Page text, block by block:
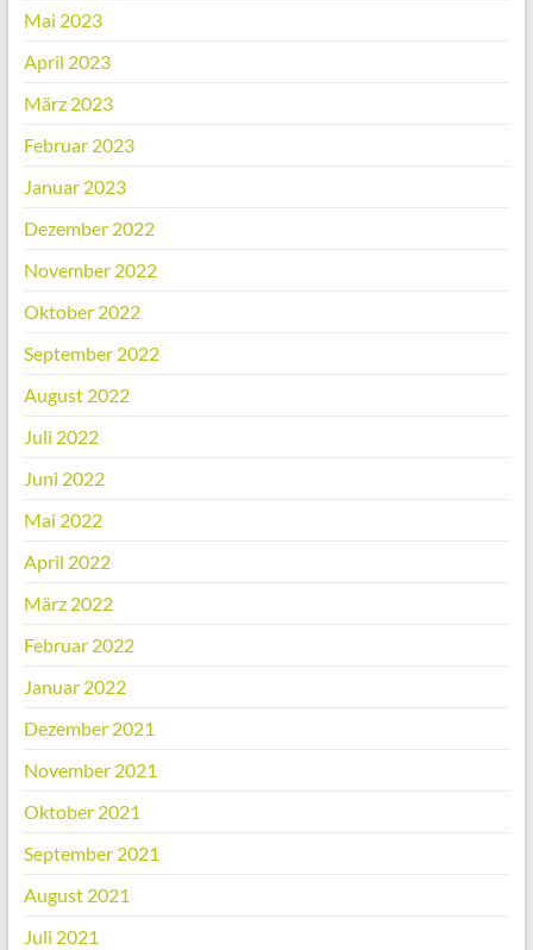
Mai 2023
April 2023
März 2023
Februar 2023
Januar 2023
Dezember 2022
November 2022
Oktober 2022
September 2022
August 2022
Juli 2022
Juni 2022
Mai 2022
April 2022
März 2022
Februar 2022
Januar 2022
Dezember 2021
November 2021
Oktober 2021
September 2021
August 2021
Juli 2021